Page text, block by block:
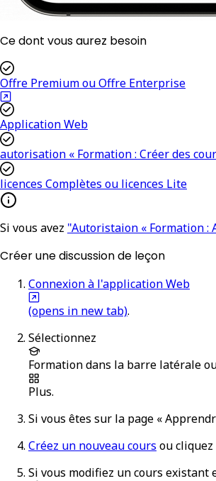
Ce dont vous aurez besoin
Offre Premium ou Offre Enterprise
Application Web
autorisation « Formation : Créer des
licences Complètes ou licences Lite
Si vous avez "Autoristaion « Formation :
Créer une discussion de leçon
Connexion à l'application Web
(opens in new tab).
Sélectionnez
Formationdans la barre latérale
Plus.
Si vous êtes sur la page «
Créez un nouveau cours ou
Si vous modifiez un cours